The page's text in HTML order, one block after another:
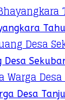
Desa